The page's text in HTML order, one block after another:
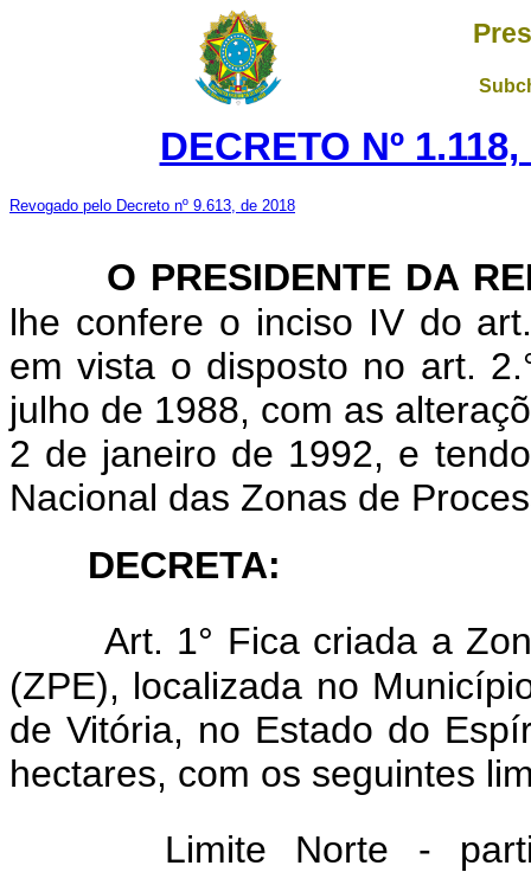
DECRETO Nº
Revogado pelo Decreto nº 9.613, de 2018
O PRESIDENTE DA
lhe confere o inciso IV do
em vista o disposto no art.
julho de 1988, com as
2 de janeiro de 1992, e
Nacional das Zonas de
DECRETA:
Art. 1° Fica criada a
(ZPE), localizada no
de Vitória, no Estado do
hectares, com os seguintes
Limite Norte -